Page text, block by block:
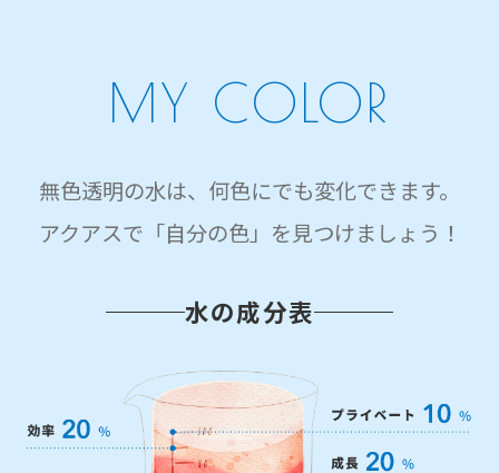
MY COLOR
無色透明の水は、何色にでも変化できます。
アクアスで「自分の色」を見つけましょう！
水の成分表